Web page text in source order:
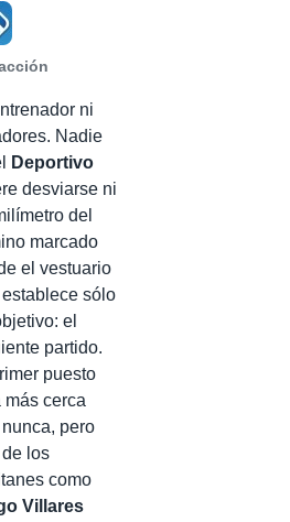
ni
Nadie
Deportivo
desviarse ni
del
marcado
el vestuario
sólo
el
partido.
puesto
más cerca
pero
los
como
Villares